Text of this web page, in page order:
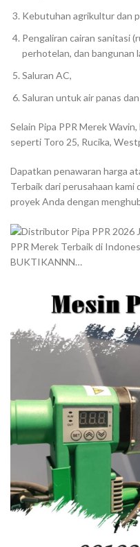
Kebutuhan agrikultur dan
Pengaliran cairan sanitasi
perhotelan, dan bangunan
Saluran AC,
Saluran untuk air panas
Selain Pipa PPR Merek
seperti Toro 25, Rucika,
Dapatkan penawaran harga
Terbaik dari perusahaan
proyek Anda dengan
PPR Merek Terbaik di
BUKTIKANNN…